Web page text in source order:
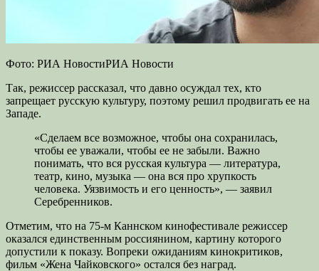
Фото: РИА НовостиРИА Новости
Так, режиссер рассказал, что давно осуждал тех, кто
запрещает русскую культуру, поэтому решил продвигать ее на
Западе.
«Сделаем все возможное, чтобы она сохранилась,
чтобы ее уважали, чтобы ее не забыли. Важно
понимать, что вся русская культура — литература,
театр, кино, музыка — она вся про хрупкость
человека. Уязвимость и его ценность», — заявил
Серебренников.
Отметим, что на 75-м Каннском кинофестивале режиссер
оказался единственным россиянином, картину которого
допустили к показу. Вопреки ожиданиям кинокритиков,
фильм «Жена Чайковского» остался без наград.